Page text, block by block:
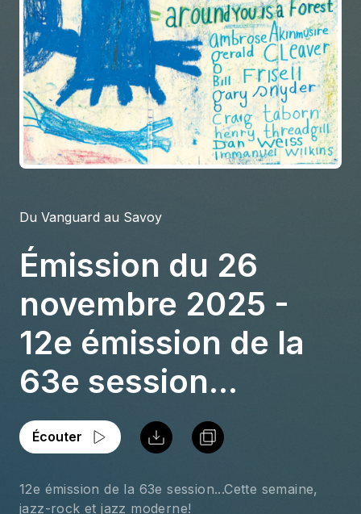
À propos
S'impliquer
Carrière
Location studio
Du Vanguard au Savoy
Émission du 26
novembre 2025 -
12e émission de la
63e session...
Écouter
12e émission de la 63e session...Cette semaine,
jazz-rock et jazz moderne!